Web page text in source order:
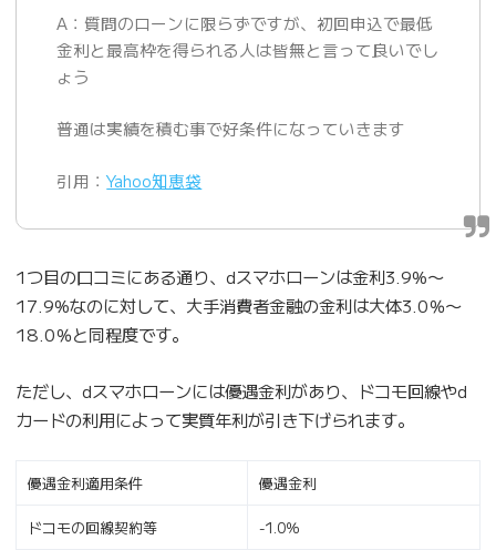
A：質問のローンに限らずですが、初回申込で最低
金利と最高枠を得られる人は皆無と言って良いでし
ょう
普通は実績を積む事で好条件になっていきます
引用：Yahoo知恵袋
1つ目の口コミにある通り、dスマホローンは金利3.9%〜
17.9%なのに対して、大手消費者金融の金利は大体3.0％〜
18.0％と同程度です。
ただし、dスマホローンには優遇金利があり、ドコモ回線やd
カードの利用によって実質年利が引き下げられます。
優遇金利適用条件 優遇金利
ドコモの回線契約等 -1.0％